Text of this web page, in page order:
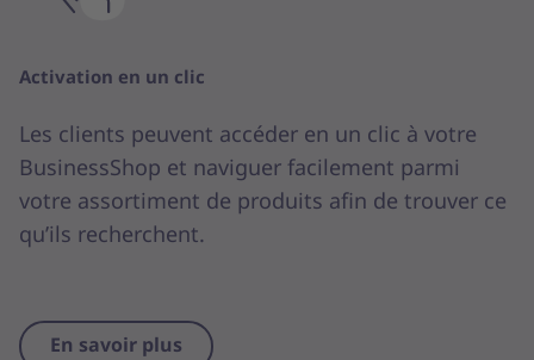
Activation en un clic
Les clients peuvent accéder en un clic à votre
BusinessShop et naviguer facilement parmi
votre assortiment de produits afin de trouver ce
qu’ils recherchent.
En savoir plus